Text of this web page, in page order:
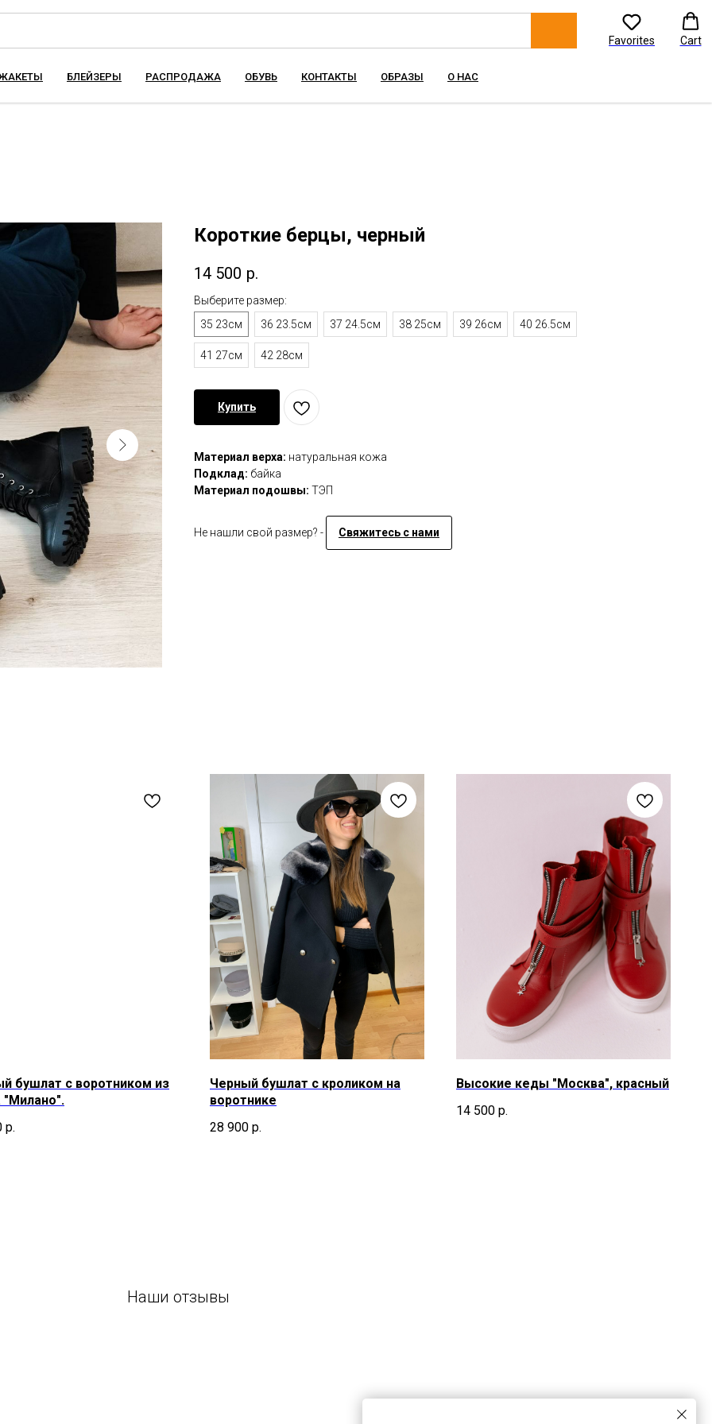
Favorites Cart
БЛЕЙЗЕРЫ РАСПРОДАЖА ОБУВЬ КОНТАКТЫ ОБРАЗЫ О НАС
Короткие берцы, черный
14 500 р.
Выберите размер:
35 23см
36 23.5см 37 24.5см 38 25см 39 26см 40 26.5см
41 27см 42 28см
Купить
Материал верха: натуральная кожа
Подклад: байка
Материал подошвы: ТЭП
Не нашли свой размер? - Свяжитесь с нами
бушлат с воротником из
"Милано".
р.
Черный бушлат с кроликом на
воротнике
28 900 р.
Высокие кеды "Москва", красный
14 500 р.
Наши отзывы